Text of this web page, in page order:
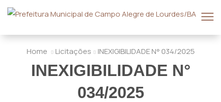
Home Licitações INEXIGIBILIDADE N° 034/2025
INEXIGIBILIDADE N°
034/2025